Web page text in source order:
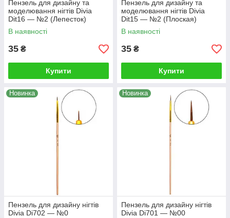
Пензель для дизайну та
моделювання нігтів Divia
Dit16 — №2 (Лепесток)
В наявності
35 ₴
Купити
Пензель для дизайну та
моделювання нігтів Divia
Dit15 — №2 (Плоская)
В наявності
35 ₴
Купити
Новинка
Пензель для дизайну нігтів
Divia Di702 — №0
Новинка
Пензель для дизайну нігтів
Divia Di701 — №00